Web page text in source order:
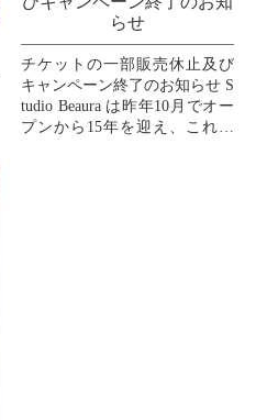
らせ
チケットの一部販売休止及び
キャンペーン終了のお知らせ S
tudio Beaura は昨年10月でオー
プンから15年を迎え、これま